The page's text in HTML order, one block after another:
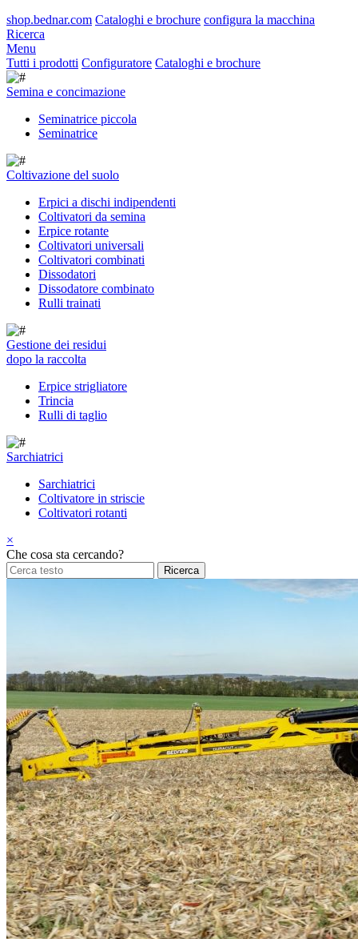
shop.bednar.com Cataloghi e brochure configura la macchina
Ricerca
Menu
Tutti i prodotti Configuratore Cataloghi e brochure
Semina e concimazione
Seminatrice piccola
Seminatrice
Coltivazione del suolo
Erpici a dischi indipendenti
Coltivatori da semina
Erpice rotante
Coltivatori universali
Coltivatori combinati
Dissodatori
Dissodatore combinato
Rulli trainati
Gestione dei residui
dopo la raccolta
Erpice strigliatore
Trincia
Rulli di taglio
Sarchiatrici
Sarchiatrici
Coltivatore in striscie
Coltivatori rotanti
×
Che cosa sta cercando?